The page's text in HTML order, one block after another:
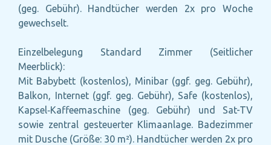
(geg. Gebühr). Handtücher werden 2x pro Woche
gewechselt.
Einzelbelegung Standard Zimmer (Seitlicher
Meerblick):
Mit Babybett (kostenlos), Minibar (ggf. geg. Gebühr),
Balkon, Internet (ggf. geg. Gebühr), Safe (kostenlos),
Kapsel‑Kaffeemaschine (geg. Gebühr) und Sat-TV
sowie zentral gesteuerter Klimaanlage. Badezimmer
mit Dusche (Größe: 30 m²). Handtücher werden 2x pro